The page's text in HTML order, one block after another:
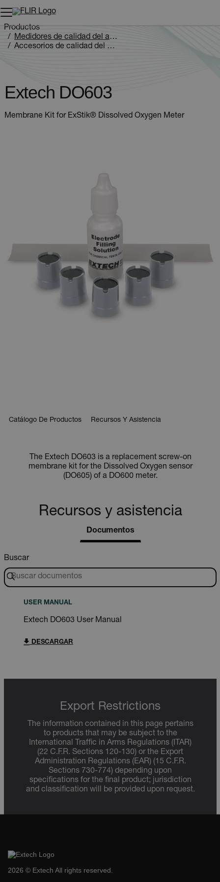
Productos
Medidores de calidad del agua
Accesorios de calidad del agua
Extech DO603
Membrane Kit for ExStik® Dissolved Oxygen Meter
Catálogo De Productos Recursos Y Asistencia
The Extech DO603 is a replacement screw-on
membrane kit for the Dissolved Oxygen sensor
(DO605) of a DO600 meter.
Recursos y asistencia
Documentos
Buscar
USER MANUAL
Extech DO603 User Manual
DESCARGAR
Export Restrictions
The information contained in this page pertains
to products that may be subject to the
International Traffic in Arms Regulations (ITAR)
(22 C.F.R. Sections 120-130) or the Export
Administration Regulations (EAR) (15 C.F.R.
Sections 730-774) depending upon
specifications for the final product; jurisdiction
and classification will be provided upon request.
2026 © Extech All rights reserved.